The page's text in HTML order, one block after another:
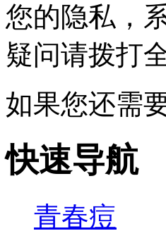
您的隐私，
疑问请拨打
如果您还需
快速导航
青春痘